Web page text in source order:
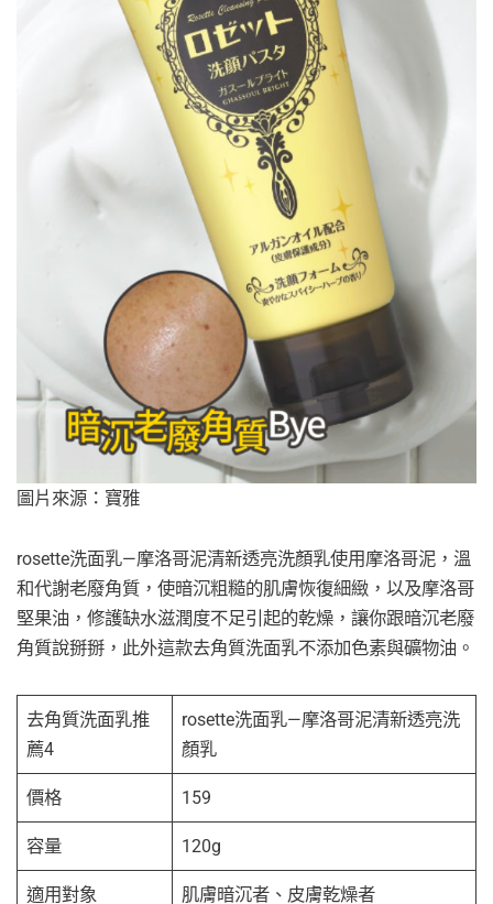
圖片來源：寶雅
rosette洗面乳—摩洛哥泥清新透亮洗顏乳使用摩洛哥泥，溫
和代謝老廢角質，使暗沉粗糙的肌膚恢復細緻，以及摩洛哥
堅果油，修護缺水滋潤度不足引起的乾燥，讓你跟暗沉老廢
角質說掰掰，此外這款去角質洗面乳不添加色素與礦物油。
去角質洗面乳推
薦4
rosette洗面乳—摩洛哥泥清新透亮洗
顏乳
價格 159
容量 120g
適用對象 肌膚暗沉者、皮膚乾燥者